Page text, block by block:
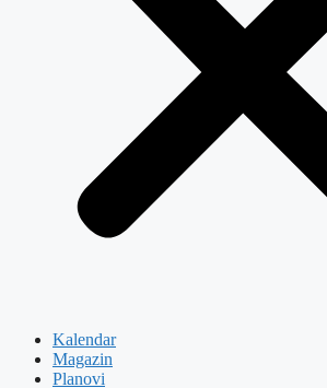
Kalendar
Magazin
Planovi